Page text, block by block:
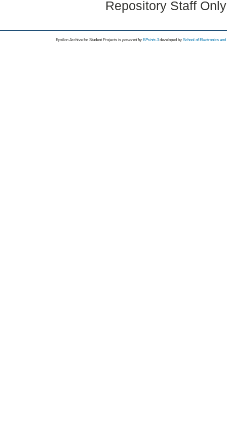
Repository Staff
Epsilon Archive for Student Projects is powored byEPrints 3 developed by School of Electronics